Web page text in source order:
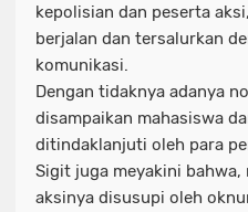
kepolisian dan peserta
berjalan dan tersalurkan
komunikasi.
Dengan tidaknya adanya
disampaikan mahasiswa
ditindaklanjuti oleh para
Sigit juga meyakini
aksinya disusupi oleh